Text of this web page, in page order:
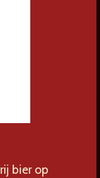
bier op